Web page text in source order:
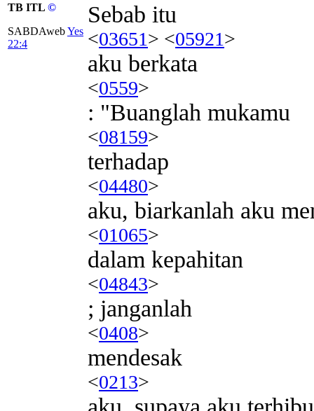
TB ITL ©
SABDAwebYes
22:4
Sebab itu
<03651> <05921>
aku berkata
<0559>
: "Buanglah mukamu
<08159>
terhadap
<04480>
aku, biarkanlah aku
<01065>
dalam kepahitan
<04843>
; janganlah
<0408>
mendesak
<0213>